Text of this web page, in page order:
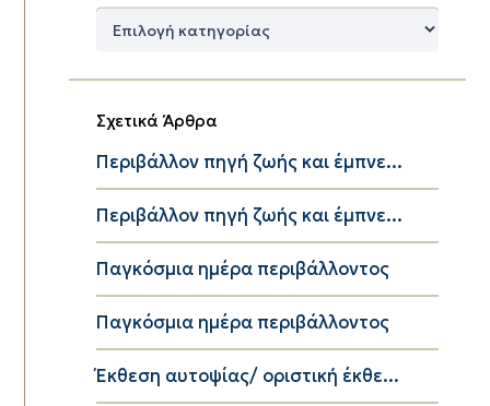
Δημοφιλείς
Σχετικά Άρθρα
Περιβάλλον πηγή ζωής και έμπνε...
Περιβάλλον πηγή ζωής και έμπνε...
Παγκόσμια ημέρα περιβάλλοντος
Παγκόσμια ημέρα περιβάλλοντος
Έκθεση αυτοψίας/ οριστική έκθε...